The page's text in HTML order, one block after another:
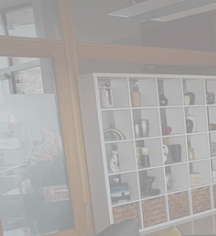
die Region Main-Tauber: Neuer Standort